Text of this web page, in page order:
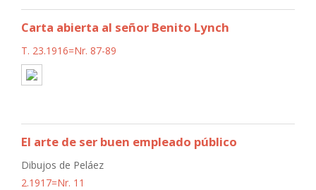
Carta abierta al señor Benito Lynch
T. 23.1916=Nr. 87-89
El arte de ser buen empleado público
Dibujos de Peláez
2.1917=Nr. 11